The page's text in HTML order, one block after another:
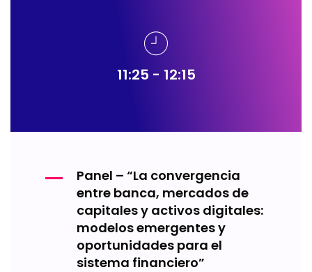
11:25 - 12:15
Panel – “La convergencia
entre banca, mercados de
capitales y activos digitales:
modelos emergentes y
oportunidades para el
sistema financiero”